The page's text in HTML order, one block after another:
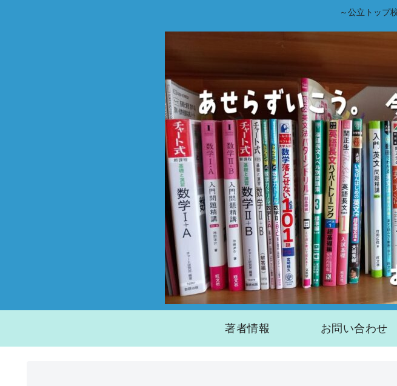
～公立トップ
著者情報 お問い合わせ